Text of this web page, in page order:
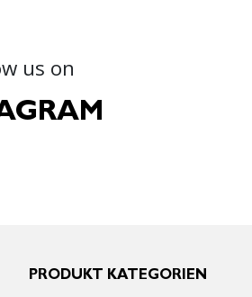
us on
PRODUKT KATEGORIEN